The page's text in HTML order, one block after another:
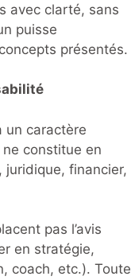
avec clarté, sans
puisse
présentés.
un caractère
constitue en
juridique, financier,
pas l’avis
en stratégie,
coach, etc.). Toute